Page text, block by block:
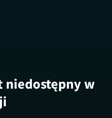
niedostępny w